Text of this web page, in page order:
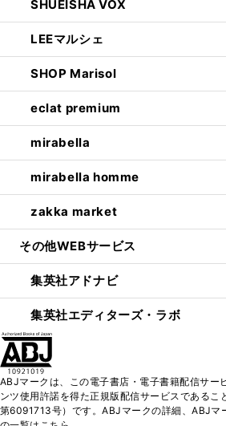
SHUEISHA VOX
LEEマルシェ
SHOP Marisol
eclat premium
mirabella
mirabella homme
zakka market
その他WEBサービス
集英社アドナビ
集英社エディターズ・ラボ
ABJマークは、この電子書店・電子書籍配信サー
ンツ使用許諾を得た正規版配信サービスであるこ
第6091713号）です。ABJマークの詳細、ABJマ